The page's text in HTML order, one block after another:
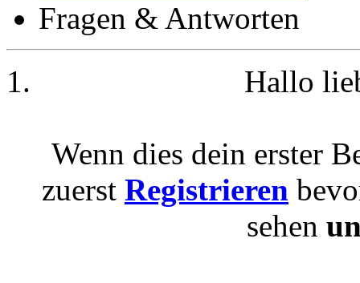
Fragen & Antworten
Hallo
Wenn dies dein erster
zuerst Registrieren
sehen